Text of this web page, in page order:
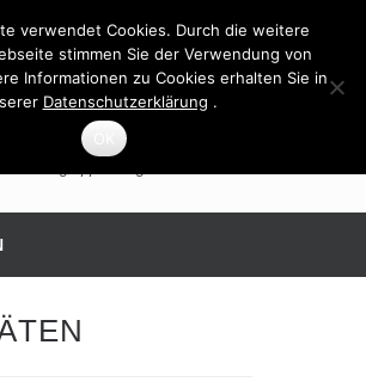
verwendet Cookies. Durch die weitere
stimmen Sie der Verwendung von
Informationen zu Cookies erhalten Sie in
Datenschutzerklärung .